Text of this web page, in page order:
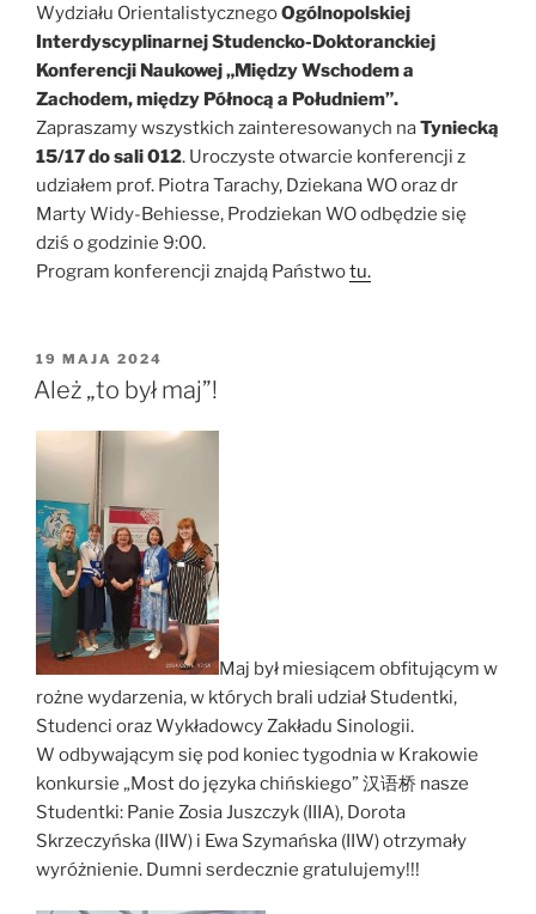
Wydziału OrientalistycznegoOgólnopolskiej
Interdyscyplinarnej Studencko-Doktoranckiej
Konferencji Naukowej „Między Wschodem a
Zachodem, między Północą a Południem”.
Zapraszamy wszystkich zainteresowanych naTyniecką
15/17 do sali 012. Uroczyste otwarcie konferencji z
udziałem prof. Piotra Tarachy, Dziekana WO oraz dr
Marty Widy-Behiesse, Prodziekan WO odbędzie się
dziś o godzinie 9:00.
Program konferencji znajdą Państwotu.
OPUBLIKOWANE
W
19 MAJA 2024
Ależ „to był maj”!
Maj był miesiącem obfitującym w
rożne wydarzenia, w których brali udział Studentki,
Studenci oraz Wykładowcy Zakładu Sinologii.
W odbywającym się pod koniec tygodnia w Krakowie
konkursie „Most do języka chińskiego” 汉语桥 nasze
Studentki: Panie Zosia Juszczyk (IIIA), Dorota
Skrzeczyńska (IIW) i Ewa Szymańska (IIW) otrzymały
wyróżnienie. Dumni serdecznie gratulujemy!!!